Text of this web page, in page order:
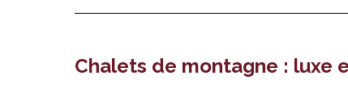
Chalets de montagne : luxe